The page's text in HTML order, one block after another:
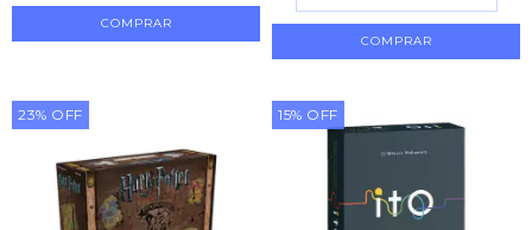
23% OFF 15% OFF